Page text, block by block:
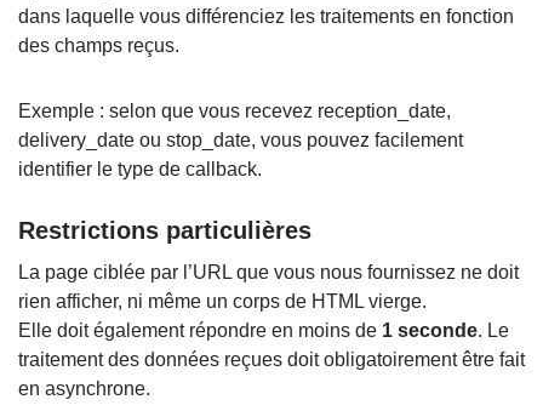
dans laquelle vous différenciez les traitements en fonction
des champs reçus.
Exemple : selon que vous recevez reception_date,
delivery_date ou stop_date, vous pouvez facilement
identifier le type de callback.
Restrictions particulières
La page ciblée par l’URL que vous nous fournissez ne doit
rien afficher, ni même un corps de HTML vierge.
Elle doit également répondre en moins de 1 seconde. Le
traitement des données reçues doit obligatoirement être fait
en asynchrone.